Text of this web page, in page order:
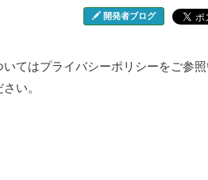
開発者ブログ
てはプライバシーポリシーをご参
い。